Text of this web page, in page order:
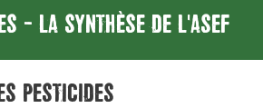
- LA SYNTHÈSE DE L'ASEF
PESTICIDES